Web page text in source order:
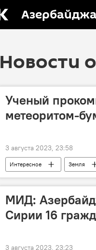
Новости
Ученый
метеоритом-
3 августа 2023, 23:58
Интересное Земля
МИД:
Сирии 16
3 августа 2023, 23:23